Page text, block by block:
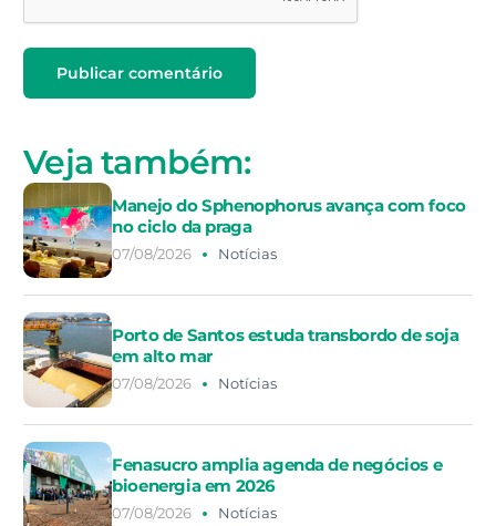
Veja também:
Manejo do Sphenophorus avança com foco
no ciclo da praga
07/08/2026 Notícias
Porto de Santos estuda transbordo de soja
em alto mar
07/08/2026 Notícias
Fenasucro amplia agenda de negócios e
bioenergia em 2026
07/08/2026 Notícias